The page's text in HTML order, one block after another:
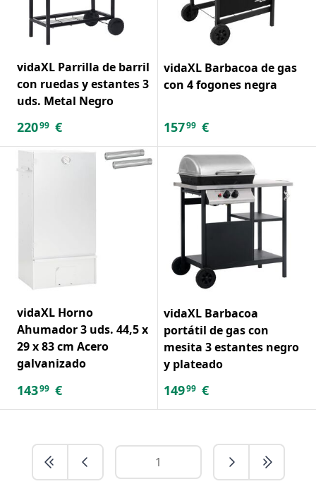
vidaXL Parrilla de barril
con ruedas y estantes 3
uds. Metal Negro
22099 €
vidaXL Barbacoa de gas
con 4 fogones negra
15799 €
vidaXL Horno
Ahumador 3 uds. 44,5 x
29 x 83 cm Acero
galvanizado
14399 €
vidaXL Barbacoa
portátil de gas con
mesita 3 estantes negro
y plateado
14999 €